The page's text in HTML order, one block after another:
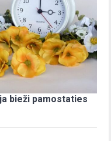
bieži pamostaties